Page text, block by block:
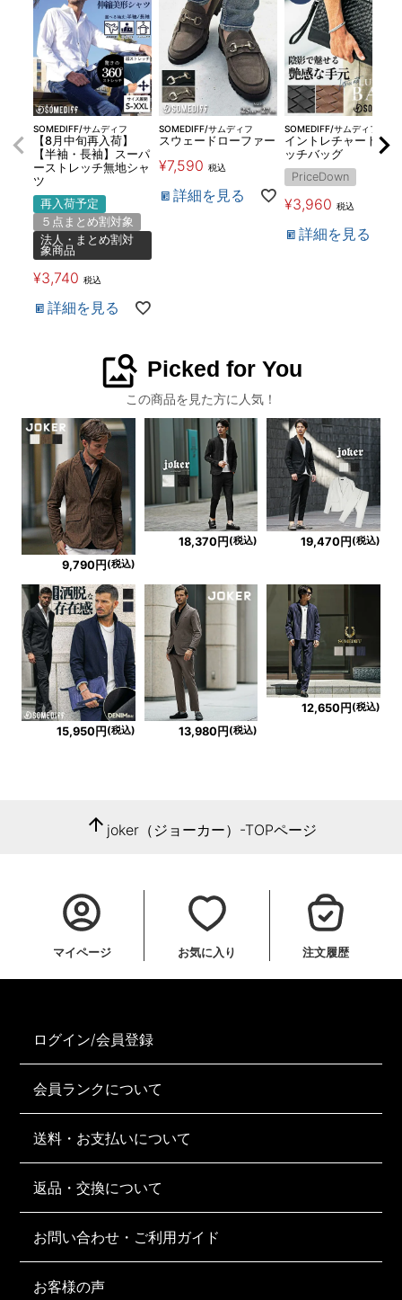
SOMEDIFF/サムディフ
【8月中旬再入荷】
【半袖・長袖】スーパ
ーストレッチ無地シャ
ツ
再入荷予定
５点まとめ割対象
法人・まとめ割対
象商品
¥3,740 税込
詳細を見る
SOMEDIFF/サムディフ
スウェードローファー
¥7,590 税込
詳細を見る
SOMEDIFF/サムディフ
イントレチャートクラ
ッチバッグ
PriceDown
¥3,960 税込
詳細を見る
image_search Picked for You
この商品を見た方に人気！
9,790円(税込)
18,370円 (税込) 19,470円 (税込)
15,950円 (税込) 13,980円 (税込)
12,650円 (税込)
arrow_upward joker（ジョーカー）-TOPページ
マイページ お気に入り 注文履歴
ログイン/会員登録
会員ランクについて
送料・お支払いについて
返品・交換について
お問い合わせ・ご利用ガイド
お客様の声